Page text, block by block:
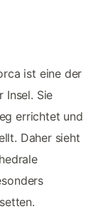
ist eine der
Insel. Sie
errichtet und
Daher sieht